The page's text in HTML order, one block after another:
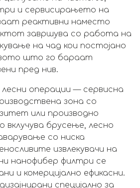
и сервисирањето на
реактивни наместо
завршува со работа на
на чад кои постојано
што го бараат
пред нив.
лесни операции — сервисна
зона со
или производно
брусење, лесно
со ниска
извлекувачи на
нанофибер филтри се
и комерцијално ефикасни.
специјално за